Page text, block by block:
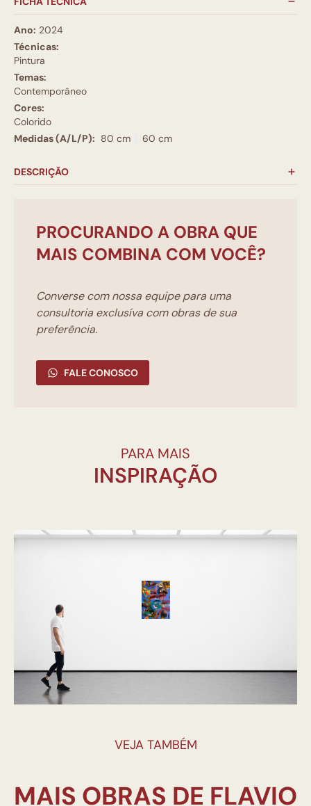
Ano: 2024
Técnicas:
Pintura
Temas:
Contemporâneo
Cores:
Colorido
Medidas (A/L/P): 80 cm 60 cm
DESCRIÇÃO
PROCURANDO A OBRA QUE
MAIS COMBINA COM VOCÊ?
Converse com nossa equipe para uma
consultoria exclusíva com obras de sua
preferência.
FALE CONOSCO
PARA MAIS
INSPIRAÇÃO
VEJA TAMBÉM
MAIS OBRAS DE FLAVIO